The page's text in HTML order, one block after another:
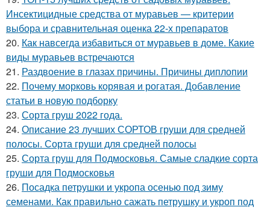
Инсектицидные средства от муравьев — критерии
выбора и сравнительная оценка 22-х препаратов
20. Как навсегда избавиться от муравьев в доме. Какие
виды муравьев встречаются
21. Раздвоение в глазах причины. Причины диплопии
22. Почему морковь корявая и рогатая. Добавление
статьи в новую подборку
23. Сорта груш 2022 года.
24. Описание 23 лучших СОРТОВ груши для средней
полосы. Сорта груши для средней полосы
25. Сорта груш для Подмосковья. Самые сладкие сорта
груши для Подмосковья
26. Посадка петрушки и укропа осенью под зиму
семенами. Как правильно сажать петрушку и укроп под